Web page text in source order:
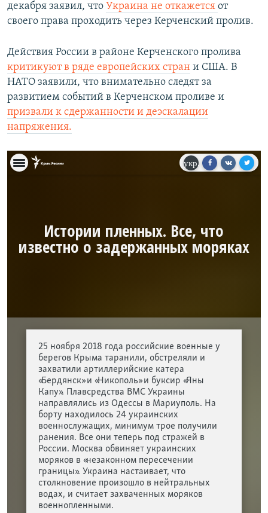
декабря заявил, что Украина не откажется от
своего права проходить через Керченский пролив.
Действия России в районе Керченского пролива
критикуют в ряде европейских стран и США. В
НАТО заявили, что внимательно следят за
развитием событий в Керченском проливе и
призвали к сдержанности и деэскалации
напряжения.